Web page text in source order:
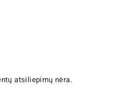
atsiliepimų nėra.